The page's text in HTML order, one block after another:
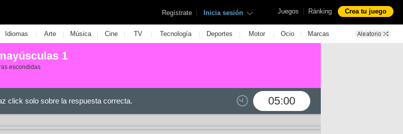
Juegos | Ránking Crea tu juego
Regístrate | Inicia sesión
Idiomas | Arte | Música | Cine | TV | Tecnología | Deportes | Motor | Ocio | Marcas
1
escondidas
05:00
click solo sobre la respuesta correcta.